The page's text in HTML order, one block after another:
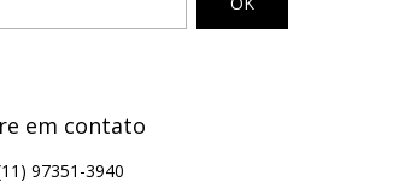
em contato
97351-3940